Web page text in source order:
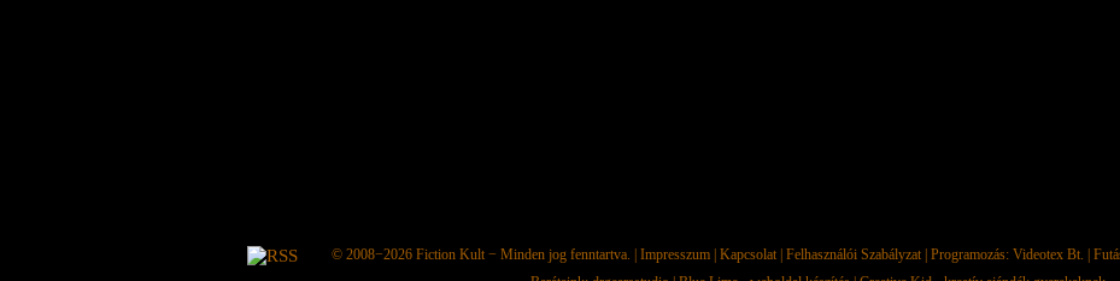
© 2008−2026 Fiction Kult− Minden jog fenntartva. | Impresszum| Kapcsolat| Felhasználói Szabályzat| Programozás: Videotex Bt. |